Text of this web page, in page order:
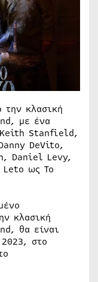
την κλασική
με ένα
Stanfield,
DeVito,
Daniel Levy,
ως Το
κλασική
θα είναι
στο